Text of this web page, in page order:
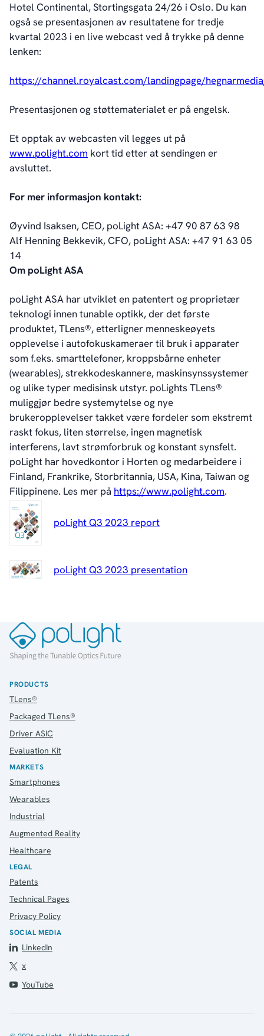
Hotel Continental, Stortingsgata 24/26 i Oslo. Du kan
også se presentasjonen av resultatene for tredje
kvartal 2023 i en live webcast ved å trykke på denne
lenken:
https://channel.royalcast.com/landingpage/
Presentasjonen og støttematerialet er på engelsk.
Et opptak av webcasten vil legges ut på
www.polight.com kort tid etter at sendingen er
avsluttet.
For mer informasjon kontakt:
Øyvind Isaksen, CEO, poLight ASA: +47 90 87 63 98
Alf Henning Bekkevik, CFO, poLight ASA: +47 91 63 05
14
Om poLight ASA
poLight ASA har utviklet en patentert og proprietær
teknologi innen tunable optikk, der det første
produktet, TLens®, etterligner menneskeøyets
opplevelse i autofokuskameraer til bruk i apparater
som f.eks. smarttelefoner, kroppsbårne enheter
(wearables), strekkodeskannere, maskinsynssystemer
og ulike typer medisinsk utstyr. poLights TLens®
muliggjør bedre systemytelse og nye
brukeropplevelser takket være fordeler som ekstremt
raskt fokus, liten størrelse, ingen magnetisk
interferens, lavt strømforbruk og konstant synsfelt.
poLight har hovedkontor i Horten og medarbeidere i
Finland, Frankrike, Storbritannia, USA, Kina, Taiwan og
Filippinene. Les mer på https://www.polight.com.
poLight Q3 2023 report
poLight Q3 2023 presentation
PRODUCTS
TLens®
Packaged TLens®
Driver ASIC
Evaluation Kit
MARKETS
Smartphones
Wearables
Industrial
Augmented Reality
Healthcare
LEGAL
Patents
Technical Pages
Privacy Policy
SOCIAL MEDIA
LinkedIn
x
YouTube